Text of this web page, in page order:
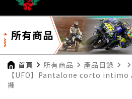
所有商品
首頁 navigate_next 所有商品 navigate_next 產品目錄 navigate_next navigate_next
【UFO】Pantalone corto
褲